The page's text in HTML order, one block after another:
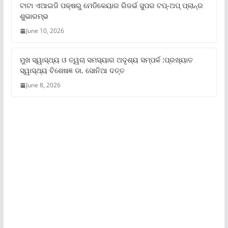
ଟାଟା ଏଆଇଜି ପକ୍ଷରୁ ମେଡିକେୟାର ରିଜର୍ଭ ସୁପର ଟପ୍‌-ଅପ୍ ପ୍ଲାନ୍‌ର
ଶୁଭାରମ୍ଭ
June 10, 2026
ମୁଖ ସ୍ୱାସ୍ଥ୍ୟ ଓ ତ୍ୱଚା ସମସ୍ୟାର ଅଦୃଶ୍ୟ ସମ୍ପର୍କ :ପ୍ରଖ୍ୟାତ
ସ୍ୱାସ୍ଥ୍ୟ ବିଶେଷଜ୍ଞ ଡା. ସୋନିଆ ଦତ୍ତ
June 8, 2026